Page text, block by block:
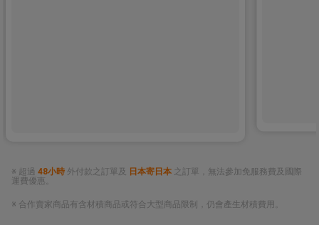
※ 超過 48小時 外付款之訂單及 日本寄日本 之訂單，無法參加免服務費及國際
運費優惠。
※ 合作賣家商品有含材積商品或符合大型商品限制，仍會產生材積費用。